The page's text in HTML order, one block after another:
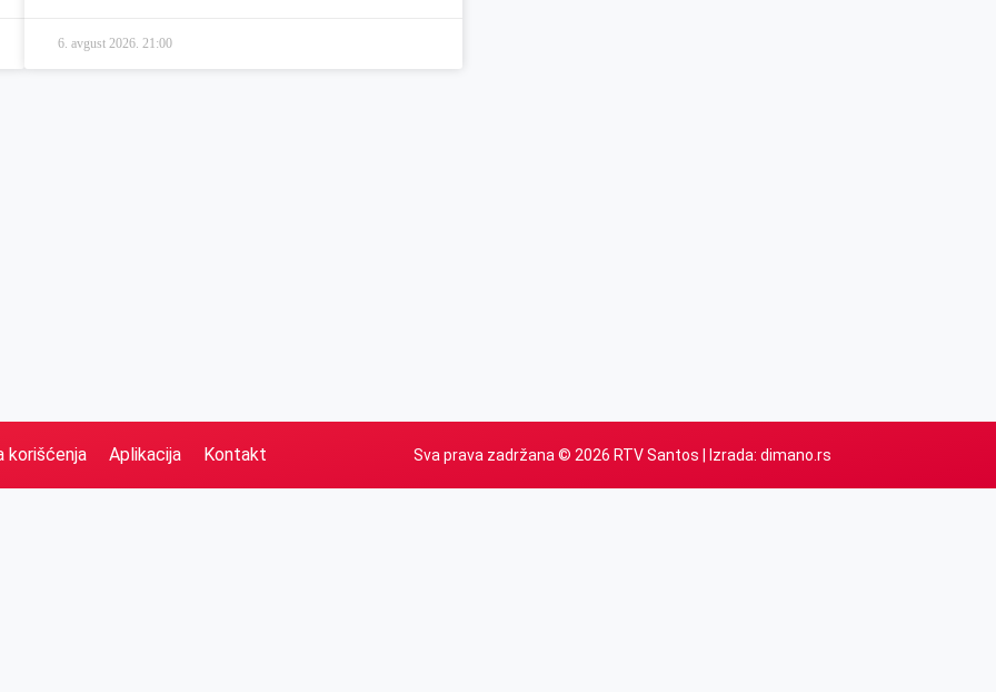
6. avgust 2026. 21:00
korišćenja Aplikacija Kontakt Sva prava zadržana © 2026 RTV Santos | Izrada: dimano.rs